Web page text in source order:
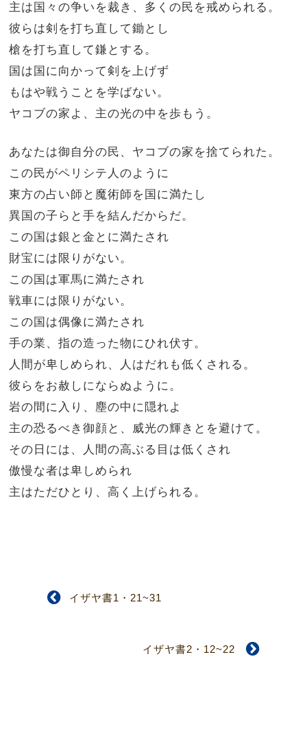
主は国々の争いを裁き、多くの民を戒められる。
彼らは剣を打ち直して鋤とし
槍を打ち直して鎌とする。
国は国に向かって剣を上げず
もはや戦うことを学ばない。
ヤコブの家よ、主の光の中を歩もう。
あなたは御自分の民、ヤコブの家を捨てられた。
この民がペリシテ人のように
東方の占い師と魔術師を国に満たし
異国の子らと手を結んだからだ。
この国は銀と金とに満たされ
財宝には限りがない。
この国は軍馬に満たされ
戦車には限りがない。
この国は偶像に満たされ
手の業、指の造った物にひれ伏す。
人間が卑しめられ、人はだれも低くされる。
彼らをお赦しにならぬように。
岩の間に入り、塵の中に隠れよ
主の恐るべき御顔と、威光の輝きとを避けて。
その日には、人間の高ぶる目は低くされ
傲慢な者は卑しめられ
主はただひとり、高く上げられる。
イザヤ書1・21~31
イザヤ書2・12~22